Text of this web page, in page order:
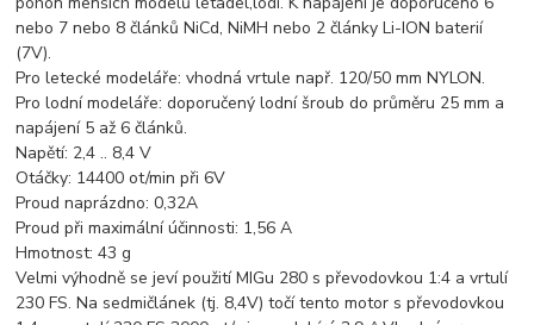
nebo 7 nebo 8 článků NiCd, NiMH nebo 2 články Li-ION baterií
(7V).
Pro letecké modeláře: vhodná vrtule např. 120/50 mm NYLON.
Pro lodní modeláře: doporučený lodní šroub do průměru 25 mm a
napájení 5 až 6 článků.
Napětí: 2,4 .. 8,4 V
Otáčky: 14400 ot/min při 6V
Proud naprázdno: 0,32A
Proud při maximální účinnosti: 1,56 A
Hmotnost: 43 g
Velmi výhodně se jeví použití MIGu 280 s převodovkou 1:4 a vrtulí
230 FS. Na sedmičlánek (tj. 8,4V) točí tento motor s převodovkou